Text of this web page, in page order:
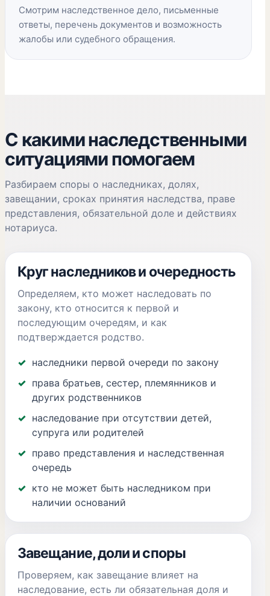
Смотрим наследственное дело, письменные
ответы, перечень документов и возможность
жалобы или судебного обращения.
С какими наследственными
ситуациями помогаем
Разбираем споры о наследниках, долях,
завещании, сроках принятия наследства, праве
представления, обязательной доле и действиях
нотариуса.
Круг наследников и очередность
Определяем, кто может наследовать по
закону, кто относится к первой и
последующим очередям, и как
подтверждается родство.
наследники первой очереди по закону
права братьев, сестер, племянников и
других родственников
наследование при отсутствии детей,
супруга или родителей
право представления и наследственная
очередь
кто не может быть наследником при
наличии оснований
Завещание, доли и споры
Проверяем, как завещание влияет на
наследование, есть ли обязательная доля и